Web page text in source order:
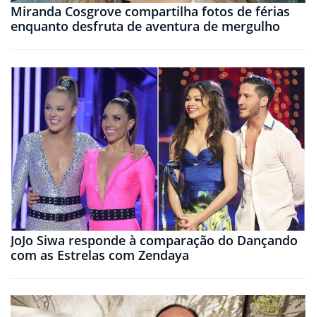
Miranda Cosgrove compartilha fotos de férias
enquanto desfruta de aventura de mergulho
JoJo Siwa responde à comparação do Dançando
com as Estrelas com Zendaya